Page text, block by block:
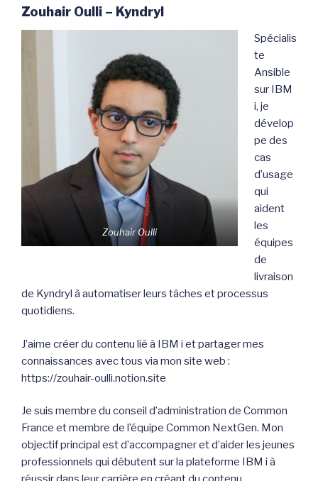
Zouhair Oulli – Kyndryl
Zouhair Oulli
Spécialis
te
Ansible
sur IBM
i, je
dévelop
pe des
cas
d’usage
qui
aident
les
équipes
de
livraison
de Kyndryl à automatiser leurs tâches et processus
quotidiens.
J’aime créer du contenu lié à IBM i et partager mes
connaissances avec tous via mon site web :
https://zouhair-oulli.notion.site
Je suis membre du conseil d’administration de Common
France et membre de l’équipe Common NextGen. Mon
objectif principal est d’accompagner et d’aider les jeunes
professionnels qui débutent sur la plateforme IBM i à